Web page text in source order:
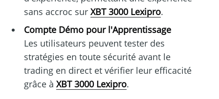
sans accroc sur XBT 3000 Lexipro.
Compte Démo pour l'Apprentissage
Les utilisateurs peuvent tester des
stratégies en toute sécurité avant le
trading en direct et vérifier leur efficacité
grâce à XBT 3000 Lexipro.